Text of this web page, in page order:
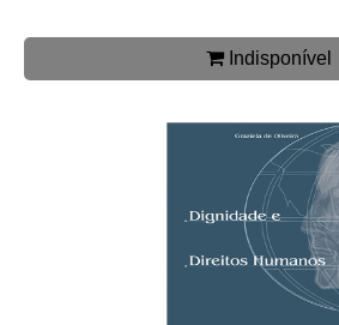
Indisponível